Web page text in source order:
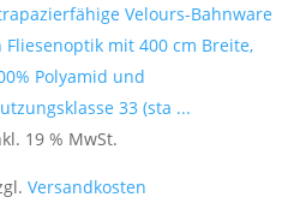
Preis
war:
67,90 €
Preis
ist:
52,95 €.
Velours-Bahnware
Fliesenoptik mit 400 cm Breite,
Polyamid und
33 (sta ...
19 % MwSt.
Versandkosten